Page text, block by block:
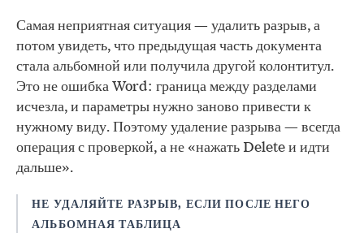
Самая неприятная ситуация — удалить разрыв, а
потом увидеть, что предыдущая часть документа
стала альбомной или получила другой колонтитул.
Это не ошибка Word: граница между разделами
исчезла, и параметры нужно заново привести к
нужному виду. Поэтому удаление разрыва — всегда
операция с проверкой, а не «нажать Delete и идти
дальше».
НЕ УДАЛЯЙТЕ РАЗРЫВ, ЕСЛИ ПОСЛЕ НЕГО
АЛЬБОМНАЯ ТАБЛИЦА